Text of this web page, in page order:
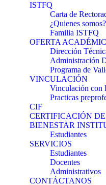
ISTFQ
Carta de
¿Quienes somos?
Familia ISTFQ
OFERTA
Dirección
Administración
Programa de
VINCULACIÓN
Vinculación con
Practicas
CIF
CERTIFICACIÓN
BIENESTAR
Estudiantes
SERVICIOS
Estudiantes
Docentes
Administrativos
CONTÁCTANOS